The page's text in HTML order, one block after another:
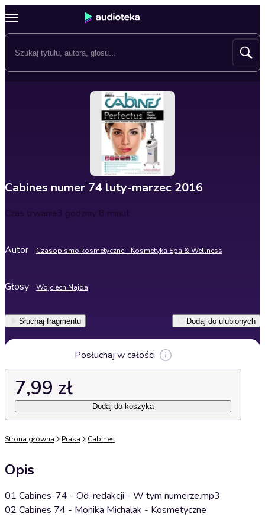
Cabines numer 74 luty-marzec 2016
Czas trwania3 godziny 8 minut
Autor Czasopismo kosmetyczne - Kosmetyka Spa & Wellness
Głosy Wojciech Najda
Słuchaj fragmentu Dodaj do ulubionych
Posłuchaj w całości
7,99 zł
Dodaj do koszyka
Strona główna Prasa Cabines
Opis
01 Cabines-74 - Od-redakcji - W tym numerze.mp3
02 Cabines 74 - Monika Michalak - Kosmetyczne